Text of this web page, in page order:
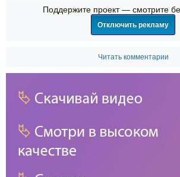
Поддержите проект — смотрите
Отключить рекламу
Читать комментарии